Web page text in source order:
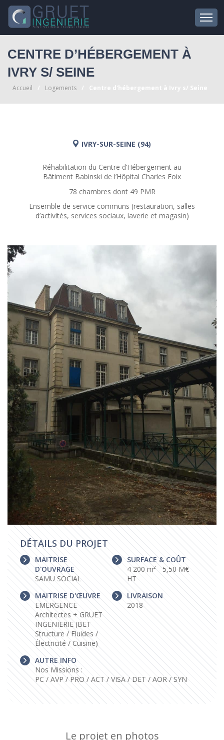
CENTRE D’HÉBERGEMENT À
IVRY S/ SEINE
Accueil Logements Centre d'hébergement à Ivry s/ Seine
IVRY-SUR-SEINE (94)
Réhabilitation du Centre d’Hébergement au
Bâtiment Babinski de l’Hôpital Charles Foix
78 chambres dont 49 PMR
Ensemble de service communs (restauration, salles
d’activités, services sociaux, laverie et magasin)
DÉTAILS DU PROJET
MAITRISE
D'OUVRAGE
SAMU SOCIAL
SURFACE & COÛT
4 200 m² - 5,50 M€
HT
MAITRISE D'ŒUVRE
EMERGENCE
Architectes + GRUET
INGENIERIE (BET
Structure / Fluides /
Électricité / Cuisine)
LIVRAISON
2018
AUTRE INFO
Nos Missions :
PC / AVP / PRO / ACT / VISA / DET / AOR / SYN
Le projet en photos